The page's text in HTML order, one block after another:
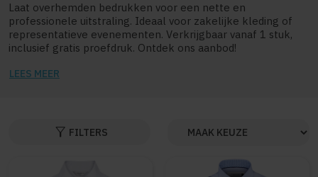
Laat overhemden bedrukken voor een nette en
professionele uitstraling. Ideaal voor zakelijke kleding of
representatieve evenementen. Verkrijgbaar vanaf 1 stuk,
inclusief gratis proefdruk. Ontdek ons aanbod!
LEES MEER
filter_alt FILTERS